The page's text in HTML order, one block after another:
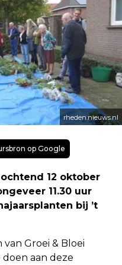
rheden.nieuws.nl
op Google
12 oktober
11.30 uur
bij ’t
Groei & Bloei
aan deze